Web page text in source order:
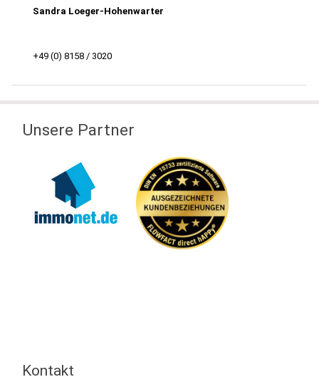
Sandra Loeger-Hohenwarter
+49 (0) 8158 / 3020
Unsere Partner
Kontakt